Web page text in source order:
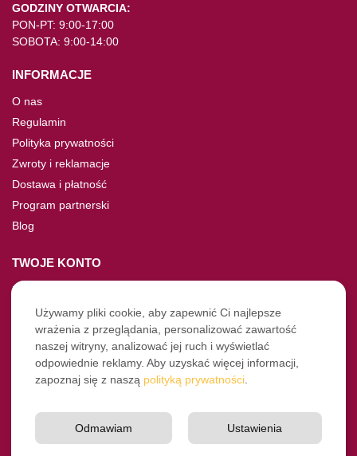
GODZINY OTWARCIA:
PON-PT: 9:00-17:00
SOBOTA: 9:00-14:00
INFORMACJE
O nas
Regulamin
Polityka prywatności
Zwroty i reklamacje
Dostawa i płatność
Program partnerski
Blog
TWOJE KONTO
Moje konto
Nie pamiętasz hasła?
Twoje zamówienia
NASZE SOCIALE
Instagram
Używamy pliki cookie, aby zapewnić Ci najlepsze
wrażenia z przeglądania, personalizować zawartość
naszej witryny, analizować jej ruch i wyświetlać
odpowiednie reklamy. Aby uzyskać więcej informacji,
zapoznaj się z naszą polityką prywatności
Ustawienia
Odmawiam